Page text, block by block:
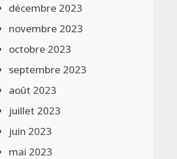
décembre 2023
novembre 2023
octobre 2023
septembre 2023
août 2023
juillet 2023
juin 2023
mai 2023